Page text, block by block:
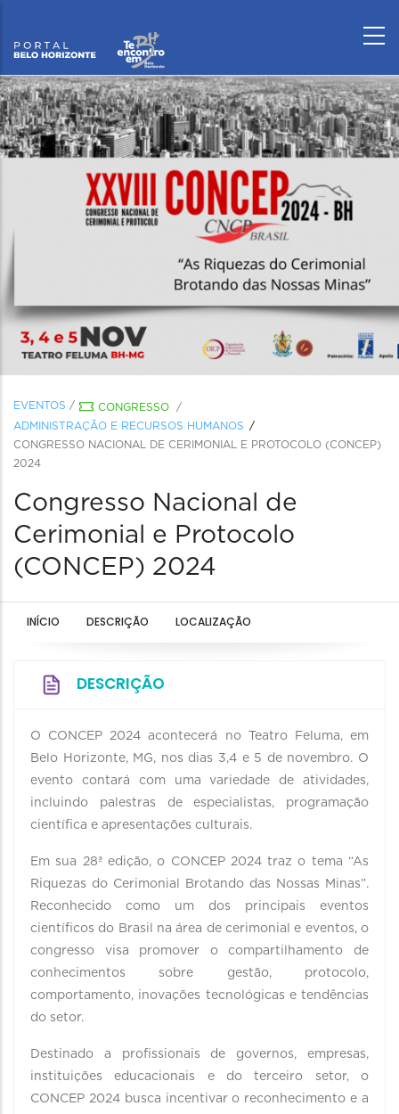
EVENTOS / CONGRESSO
/
ADMINISTRAÇÃO E RECURSOS HUMANOS
CONGRESSO NACIONAL DE CERIMONIAL E PROTOCOLO (CONCEP)
2024
Congresso Nacional de
Cerimonial e Protocolo
(CONCEP) 2024
INÍCIO DESCRIÇÃO LOCALIZAÇÃO
DESCRIÇÃO
O CONCEP 2024 acontecerá no Teatro Feluma, em
Belo Horizonte, MG, nos dias 3,4 e 5 de novembro. O
evento contará com uma variedade de atividades,
incluindo palestras de especialistas, programação
científica e apresentações culturais.
Em sua 28ª edição, o CONCEP 2024 traz o tema “As
Riquezas do Cerimonial Brotando das Nossas Minas”.
Reconhecido como um dos principais eventos
científicos do Brasil na área de cerimonial e eventos, o
congresso visa promover o compartilhamento de
conhecimentos sobre gestão, protocolo,
comportamento, inovações tecnológicas e tendências
do setor.
Destinado a profissionais de governos, empresas,
instituições educacionais e do terceiro setor, o
CONCEP 2024 busca incentivar o reconhecimento e a